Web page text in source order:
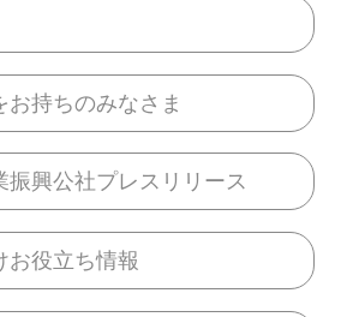
お持ちのみなさま
振興公社プレスリリース
お役立ち情報